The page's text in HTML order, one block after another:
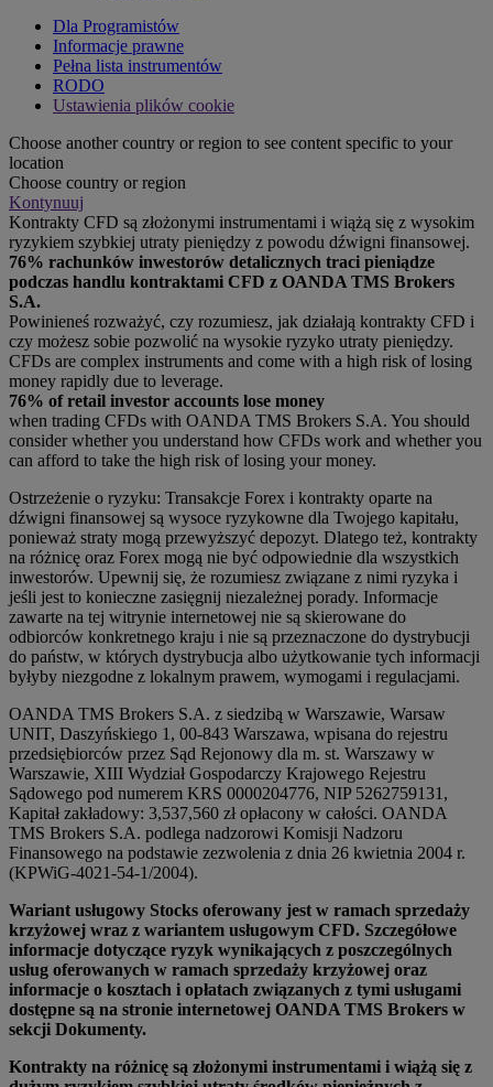
Dla Programistów
Informacje prawne
Pełna lista instrumentów
RODO
Ustawienia plików cookie
Choose another country or region to see content specific to your
location
Choose country or region
Kontynuuj
Kontrakty CFD są złożonymi instrumentami i wiążą się z wysokim
ryzykiem szybkiej utraty pieniędzy z powodu dźwigni finansowej.
76% rachunków inwestorów detalicznych traci pieniądze
podczas handlu kontraktami CFD z OANDA TMS Brokers
S.A.
Powinieneś rozważyć, czy rozumiesz, jak działają kontrakty CFD i
czy możesz sobie pozwolić na wysokie ryzyko utraty pieniędzy.
CFDs are complex instruments and come with a high risk of losing
money rapidly due to leverage.
76% of retail investor accounts lose money
when trading CFDs with OANDA TMS Brokers S.A. You should
consider whether you understand how CFDs work and whether you
can afford to take the high risk of losing your money.
Ostrzeżenie o ryzyku: Transakcje Forex i kontrakty oparte na
dźwigni finansowej są wysoce ryzykowne dla Twojego kapitału,
ponieważ straty mogą przewyższyć depozyt. Dlatego też, kontrakty
na różnicę oraz Forex mogą nie być odpowiednie dla wszystkich
inwestorów. Upewnij się, że rozumiesz związane z nimi ryzyka i
jeśli jest to konieczne zasięgnij niezależnej porady. Informacje
zawarte na tej witrynie internetowej nie są skierowane do
odbiorców konkretnego kraju i nie są przeznaczone do dystrybucji
do państw, w których dystrybucja albo użytkowanie tych informacji
byłyby niezgodne z lokalnym prawem, wymogami i regulacjami.
OANDA TMS Brokers S.A. z siedzibą w Warszawie, Warsaw
UNIT, Daszyńskiego 1, 00-843 Warszawa, wpisana do rejestru
przedsiębiorców przez Sąd Rejonowy dla m. st. Warszawy w
Warszawie, XIII Wydział Gospodarczy Krajowego Rejestru
Sądowego pod numerem KRS 0000204776, NIP 5262759131,
Kapitał zakładowy: 3,537,560 zł opłacony w całości. OANDA
TMS Brokers S.A. podlega nadzorowi Komisji Nadzoru
Finansowego na podstawie zezwolenia z dnia 26 kwietnia 2004 r.
(KPWiG-4021-54-1/2004).
Wariant usługowy Stocks oferowany jest w ramach sprzedaży
krzyżowej wraz z wariantem usługowym CFD. Szczegółowe
informacje dotyczące ryzyk wynikających z poszczególnych
usług oferowanych w ramach sprzedaży krzyżowej oraz
informacje o kosztach i opłatach związanych z tymi usługami
dostępne są na stronie internetowej OANDA TMS Brokers w
sekcji Dokumenty.
Kontrakty na różnicę są złożonymi instrumentami i wiążą się z